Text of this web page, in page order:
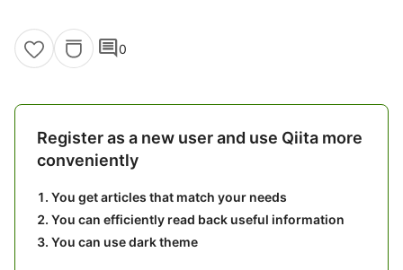
comment0
Register as a new user and use Qiita more
conveniently
You get articles that match your needs
You can efficiently read back useful information
You can use dark theme